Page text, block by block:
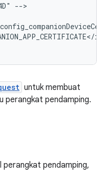
-->
untuk membuat
perangkat pendamping.
perangkat pendamping,